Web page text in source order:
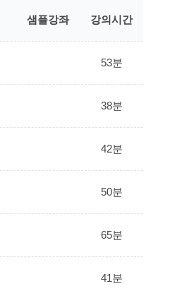
샘플강좌 강의시간
53분
38분
42분
50분
65분
41분